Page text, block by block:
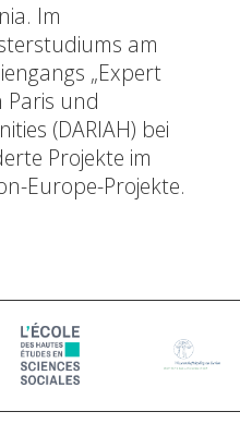
Im
am
„Expert
Paris und
(DARIAH) bei
Projekte im
Europe-Projekte.